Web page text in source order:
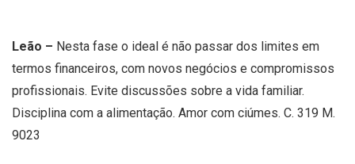
Leão – Nesta fase o ideal é não passar dos limites em
termos financeiros, com novos negócios e compromissos
profissionais. Evite discussões sobre a vida familiar.
Disciplina com a alimentação. Amor com ciúmes. C. 319 M.
9023